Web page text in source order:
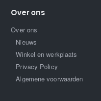
Over ons
Over ons
Nieuws
Winkel en werkplaats
Privacy Policy
Algemene voorwaarden